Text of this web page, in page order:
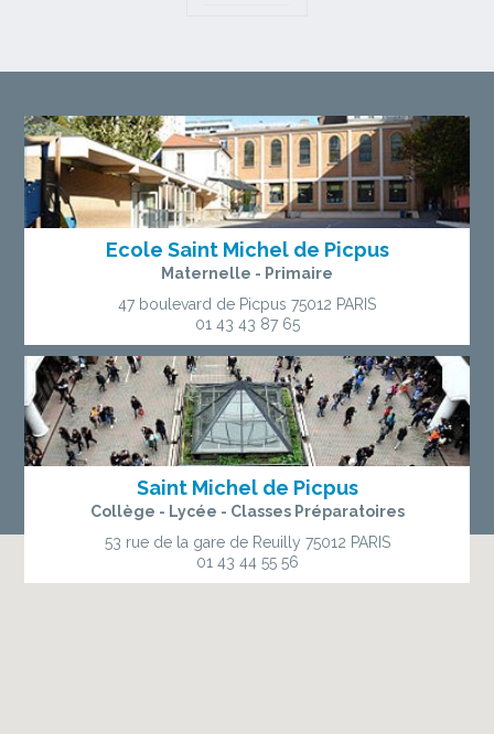
Ecole Saint Michel de Picpus
Maternelle - Primaire
47 boulevard de Picpus 75012 PARIS
01 43 43 87 65
Saint Michel de Picpus
Collège - Lycée - Classes Préparatoires
53 rue de la gare de Reuilly 75012 PARIS
01 43 44 55 56